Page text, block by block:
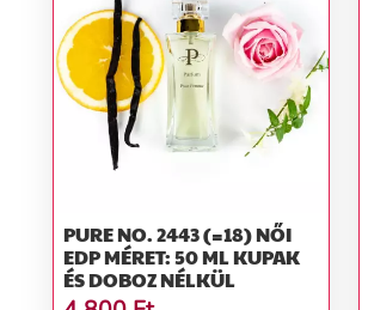
PURE NO. 2443 (=18) NŐI
EDP MÉRET: 50 ML KUPAK
ÉS DOBOZ NÉLKÜL